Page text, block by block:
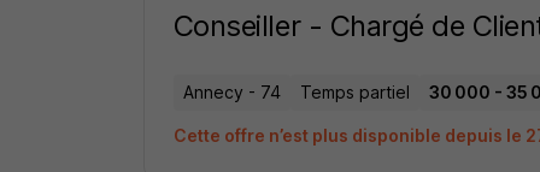
Conseiller - Chargé de
Annecy - 74 Temps partiel 30 000 - 35
Cette offre n’est plus disponible depuis le